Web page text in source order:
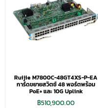
Ruijie M7800C-48GT4XS-P-EA
การ์ดขยายสวิตช์ 48 พอร์ตพร้อม
PoE+ และ 10G Uplink
฿510,900.00